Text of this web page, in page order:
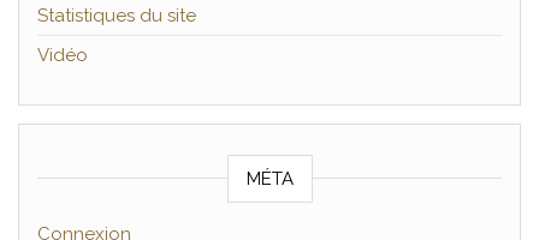
Statistiques du site
Vidéo
MÉTA
Connexion